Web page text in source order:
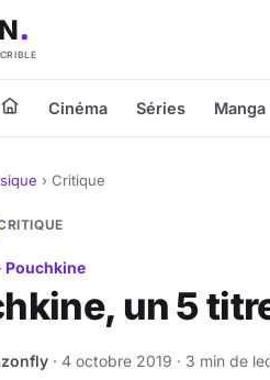
Cinéma Séries Manga
› Critique
Pouchkine
un 5
· 4 octobre 2019 · 3 min de